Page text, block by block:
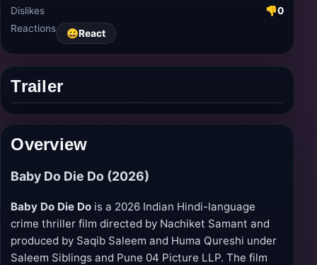
Dislikes
👎0
Reactions
😀React
Trailer
Overview
Baby Do Die Do (2026)
Baby Do Die Do is a 2026 Indian Hindi-language
crime thriller film directed by Nachiket Samant and
produced by Saqib Saleem and Huma Qureshi under
Saleem Siblings and Pune 04 Picture LLP. The film